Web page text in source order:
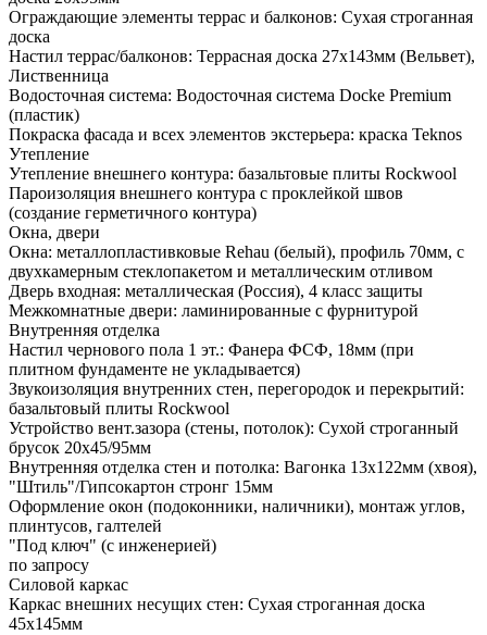
Ограждающие элементы террас и балконов: Сухая строганная
доска
Настил террас/балконов: Террасная доска 27х143мм (Вельвет),
Лиственница
Водосточная система: Водосточная система Docke Premium
(пластик)
Покраска фасада и всех элементов экстерьера: краска Teknos
Утепление
Утепление внешнего контура: базальтовые плиты Rockwool
Пароизоляция внешнего контура с проклейкой швов
(создание герметичного контура)
Окна, двери
Окна: металлопластивковые Rehau (белый), профиль 70мм, с
двухкамерным стеклопакетом и металлическим отливом
Дверь входная: металлическая (Россия), 4 класс защиты
Межкомнатные двери: ламинированные с фурнитурой
Внутренняя отделка
Настил чернового пола 1 эт.: Фанера ФСФ, 18мм (при
плитном фундаменте не укладывается)
Звукоизоляция внутренних стен, перегородок и перекрытий:
базальтовый плиты Rockwool
Устройство вент.зазора (стены, потолок): Сухой строганный
брусок 20х45/95мм
Внутренняя отделка стен и потолка: Вагонка 13х122мм (хвоя),
"Штиль"/Гипсокартон стронг 15мм
Оформление окон (подоконники, наличники), монтаж углов,
плинтусов, галтелей
"Под ключ" (с инженерией)
по запросу
Силовой каркас
Каркас внешних несущих стен: Сухая строганная доска
45х145мм